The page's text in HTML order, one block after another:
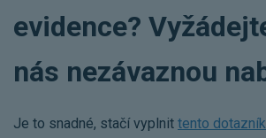
evidence?
nás nezávaznou
Je to snadné, stačí vyplnit tento dotazník